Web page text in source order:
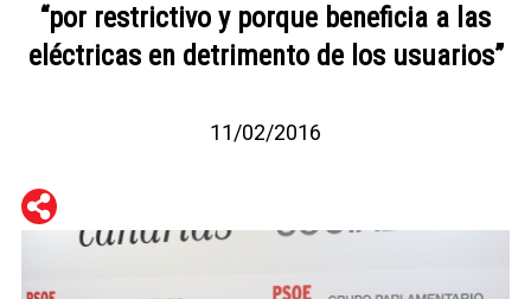
“por restrictivo y porque beneficia a las
eléctricas en detrimento de los usuarios”
11/02/2016
Telegram